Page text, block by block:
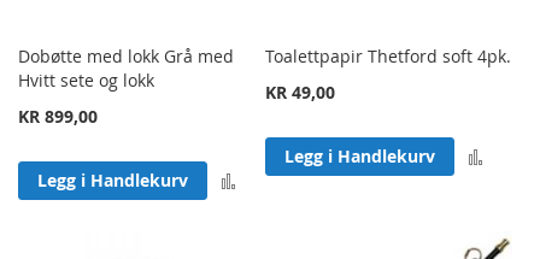
Dobøtte med lokk Grå med
Hvitt sete og lokk
KR 899,00
Legg i Handlekurv Legg til sammenligning
Toalettpapir Thetford soft 4pk.
KR 49,00
Legg i Handlekurv